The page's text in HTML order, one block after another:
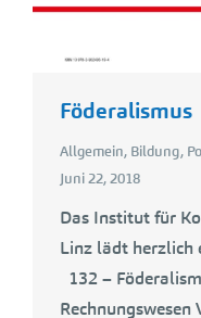
Föderalismus
Allgemein, Bildung,
Juni 22, 2018
Das Institut für
Linz lädt herzlich
132 –